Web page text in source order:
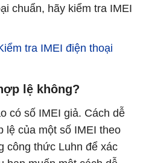
chuẩn, hãy kiểm tra IMEI
tra IMEI điện thoại
lệ không?
có số IMEI giả. Cách dễ
lệ của một số IMEI theo
công thức Luhn để xác